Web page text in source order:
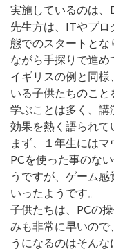
実施しているのは、
先生方は、ITやプロ
態でのスタートと
ながら手探りで進め
イギリスの例と同
いる子供たちのこ
学ぶことは多く、
効果を熱く語られて
まず、１年生にはマ
PCを使った事のな
うですが、ゲーム
いったようです。
子供たちは、PCの
みも非常に早いので
うになるのはそん